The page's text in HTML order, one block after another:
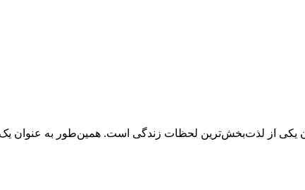
یکی از لذت‌بخش‌ترین لحظات زندگی است. همین‌طور به عنوان